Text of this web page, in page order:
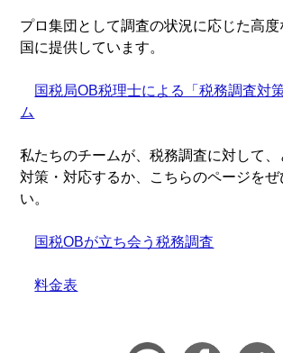
プロ集団として調査の状況に応じた高
国に提供しています。
国税局OB税理士による「税務調査対
ム
私たちのチームが、税務調査に対して、
対策・対応するか、こちらのページをぜ
い。
国税OBが立ち会う税務調査
料金表